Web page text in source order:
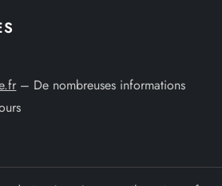
– De nombreuses informations